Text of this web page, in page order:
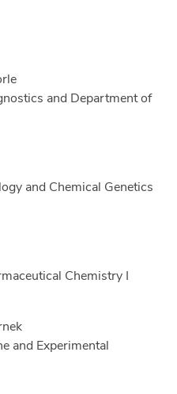
and Department of
and Chemical Genetics
Chemistry I
and Experimental